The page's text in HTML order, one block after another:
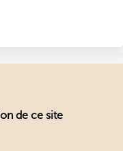
de ce site